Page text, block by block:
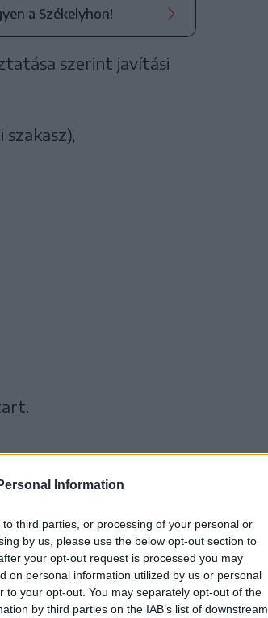
Information
third parties, or processing of your personal or
by us, please use the below opt-out section to
your opt-out request is processed you may
on personal information utilized by us or personal
to your opt-out. You may separately opt-out of the
by third parties on the IAB’s list of downstream
a Székelyhon!
szerint javítási